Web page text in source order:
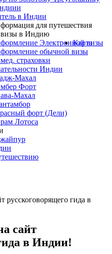
в Индии
для путешествия
в Индию
Электронной визы
обычной визы
страховки
Индии
Махал
Форт
Махал
форт (Дели)
Лотоса
Карта
русскоговорящего гида в
сайт
в Индии!